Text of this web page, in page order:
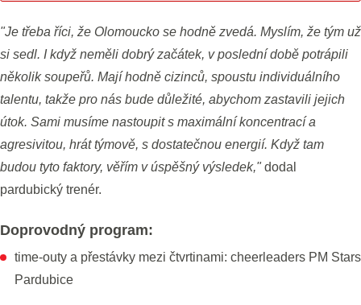
"Je třeba říci, že Olomoucko se hodně zvedá. Myslím, že tým už
si sedl. I když neměli dobrý začátek, v poslední době potrápili
několik soupeřů. Mají hodně cizinců, spoustu individuálního
talentu, takže pro nás bude důležité, abychom zastavili jejich
útok. Sami musíme nastoupit s maximální koncentrací a
agresivitou, hrát týmově, s dostatečnou energií. Když tam
budou tyto faktory, věřím v úspěšný výsledek,"dodal
pardubický trenér.
Doprovodný program:
time-outy a přestávky mezi čtvrtinami: cheerleaders PM Stars
Pardubice